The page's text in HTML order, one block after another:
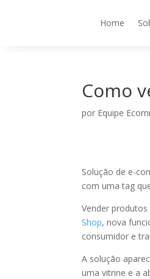
Home
Como
por Equipe
Solução de e-
com uma tag
Vender
Shop, nova
consumidor e
A solução
uma vitrine e a